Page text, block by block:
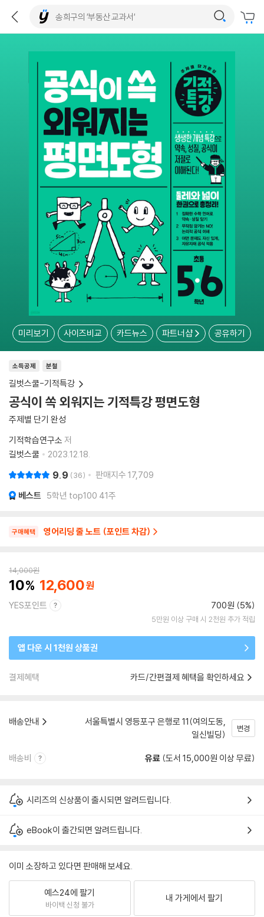
미리보기 사이즈비교 카드뉴스 파트너샵 공유하기
소득공제 분철
길벗스쿨-기적특강
공식이 쏙 외워지는 기적특강 평면도형
주제별 단기 완성
기적학습연구소 저
길벗스쿨
2023.12.18.
9.9 36 판매지수 17,709
베스트 5학년 top100 41주
구매혜택 영어리딩 줄 노트 (포인트 차감)
14,000원
10 12,600
YES포인트 700원 (5%)
5만원 이상 구매 시 2천원 추가 적립
앱 다운 시 1천원 상품권
결제혜택 카드/간편결제 혜택을 확인하세요
배송안내
서울특별시 영등포구 은행로 11(여의도동,
일신빌딩)
변경
배송비 유료 (도서 15,000원 이상 무료)
시리즈의 신상품이 출시되면 알려드립니다.
eBook이 출간되면 알려드립니다.
이미 소장하고 있다면 판매해 보세요.
예스24에 팔기
바이백 신청 불가
내 가게에서 팔기